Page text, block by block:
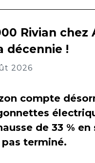
Rivian chez
décennie !
2026
compte
de 33 %
terminé.